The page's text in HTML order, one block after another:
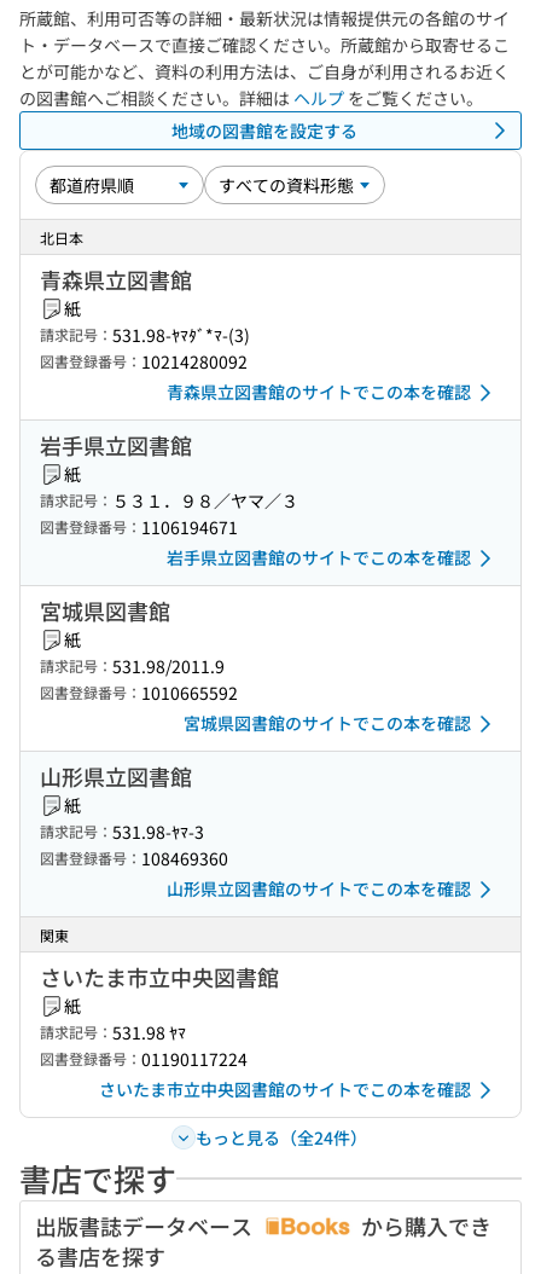
所蔵館、利用可否等の詳細・最新状況は情報提供元の各館のサイ
ト・データベースで直接ご確認ください。所蔵館から取寄せるこ
とが可能かなど、資料の利用方法は、ご自身が利用されるお近く
の図書館へご相談ください。詳細は ヘルプ をご覧ください。
地域の図書館を設定する
北日本
青森県立図書館
紙
請求記号： 531.98-ﾔﾏﾀﾞ*ﾏ-(3)
図書登録番号： 10214280092
青森県立図書館のサイトでこの本を確認
岩手県立図書館
紙
請求記号： ５３１．９８／ヤマ／３
図書登録番号： 1106194671
岩手県立図書館のサイトでこの本を確認
宮城県図書館
紙
請求記号： 531.98/2011.9
図書登録番号： 1010665592
宮城県図書館のサイトでこの本を確認
山形県立図書館
紙
請求記号： 531.98-ﾔﾏ-3
図書登録番号： 108469360
山形県立図書館のサイトでこの本を確認
関東
さいたま市立中央図書館
紙
請求記号： 531.98 ﾔﾏ
図書登録番号： 01190117224
さいたま市立中央図書館のサイトでこの本を確認
もっと見る（全24件）
書店で探す
出版書誌データベース
から購入でき
る書店を探す